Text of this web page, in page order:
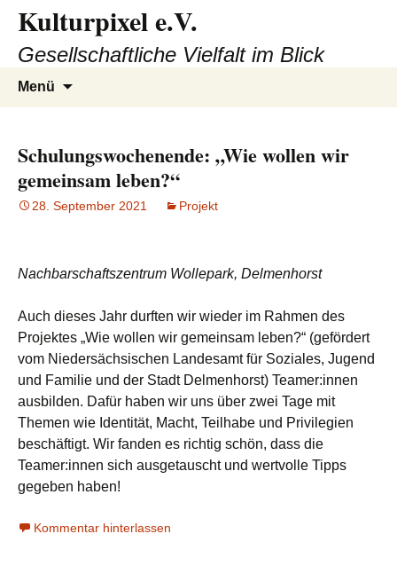
Inhalt
springen
Kulturpixel e.V.
Gesellschaftliche Vielfalt im Blick
Menü
Schulungswochenende: „Wie wollen wir
gemeinsam leben?“
28. September 2021 Projekt
Nachbarschaftszentrum Wollepark, Delmenhorst
Auch dieses Jahr durften wir wieder im Rahmen des
Projektes „Wie wollen wir gemeinsam leben?“ (gefördert
vom Niedersächsischen Landesamt für Soziales, Jugend
und Familie und der Stadt Delmenhorst) Teamer:innen
ausbilden. Dafür haben wir uns über zwei Tage mit
Themen wie Identität, Macht, Teilhabe und Privilegien
beschäftigt. Wir fanden es richtig schön, dass die
Teamer:innen sich ausgetauscht und wertvolle Tipps
gegeben haben!
Kommentar hinterlassen